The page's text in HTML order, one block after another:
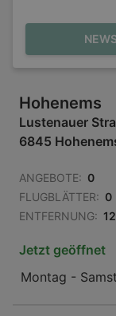
Hohenems
Lustenauer
6845
ANGEBOTE: 0
FLUGBLÄTTER: 0
ENTFERNUNG:
Jetzt geöffnet
Montag -